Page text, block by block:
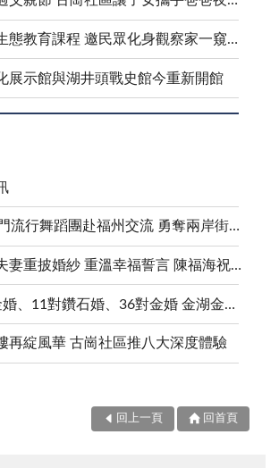
福氣蝠生態教育課程 邀民眾化身觀察家一窺蝙蝠秘密
展示館與湖井頭戰史館今重新開館
KDC金門流行舞蹈團赴福州交流 勇奪兩岸街舞賽三等獎
金鑽婚夫妻重披婚紗 重溫幸福誓言 陳福海祝福牽手半世紀 情深相守成典範
5對白金婚、11對鑽石婚、36對金婚 金湖金沙夫妻共享榮耀時刻 陳福海表揚金鑽婚夫妻 向半世紀相守家庭典範致敬
再綻風華 古崗社區推八大深度體驗
回上一頁 回首頁